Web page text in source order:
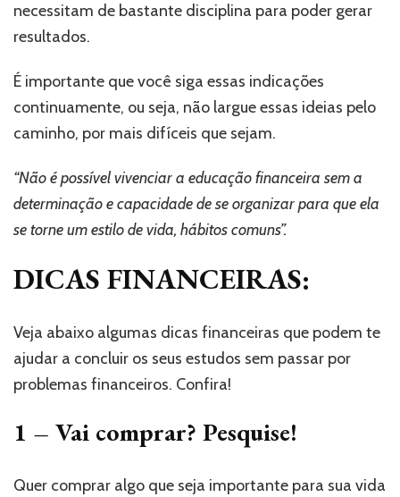
necessitam de bastante disciplina para poder gerar
resultados.
É importante que você siga essas indicações
continuamente, ou seja, não largue essas ideias pelo
caminho, por mais difíceis que sejam.
“Não é possível vivenciar a educação financeira sem a
determinação e capacidade de se organizar para que ela
se torne um estilo de vida, hábitos comuns”.
DICAS FINANCEIRAS:
Veja abaixo algumas dicas financeiras que podem te
ajudar a concluir os seus estudos sem passar por
problemas financeiros. Confira!
1 – Vai comprar? Pesquise!
Quer comprar algo que seja importante para sua vida